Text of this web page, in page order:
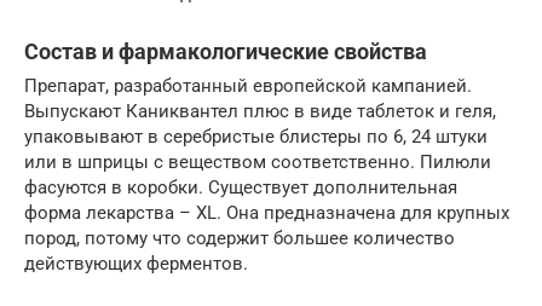
Состав и фармакологические свойства
Препарат, разработанный европейской кампанией.
Выпускают Каниквантел плюс в виде таблеток и геля,
упаковывают в серебристые блистеры по 6, 24 штуки
или в шприцы с веществом соответственно. Пилюли
фасуются в коробки. Существует дополнительная
форма лекарства – XL. Она предназначена для крупных
пород, потому что содержит большее количество
действующих ферментов.